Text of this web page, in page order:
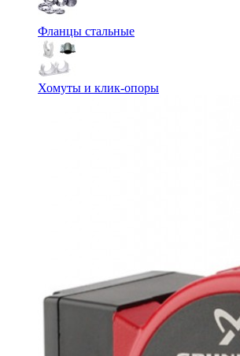
Фланцы стальные
Хомуты и клик-опоры